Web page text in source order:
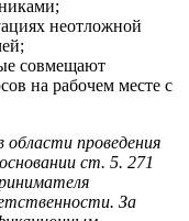
неотложной
совмещают
на рабочем месте с
проведения
ст. 5. 271
За